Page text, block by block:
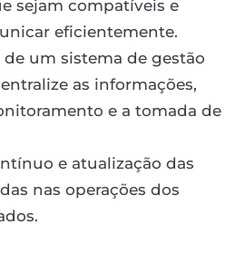
sejam compatíveis e
eficientemente.
um sistema de gestão
as informações,
e a tomada de
e atualização das
nas operações dos